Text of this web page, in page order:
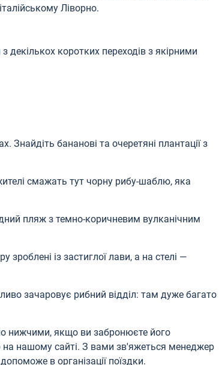
Ліворно.
коротких переходів з якірними
Знайдіть бананові та очеретяні плантації з
смажать тут чорну рибу-шаблю, яка
пляж з темно-коричневим вулканічним
зроблені із застиглої лави, а на стелі —
зачаровує рибний відділ: там дуже багато
нижчими, якщо ви забронюєте його
на нашому сайті. З вами зв'яжеться менеджер
в організації поїздки.